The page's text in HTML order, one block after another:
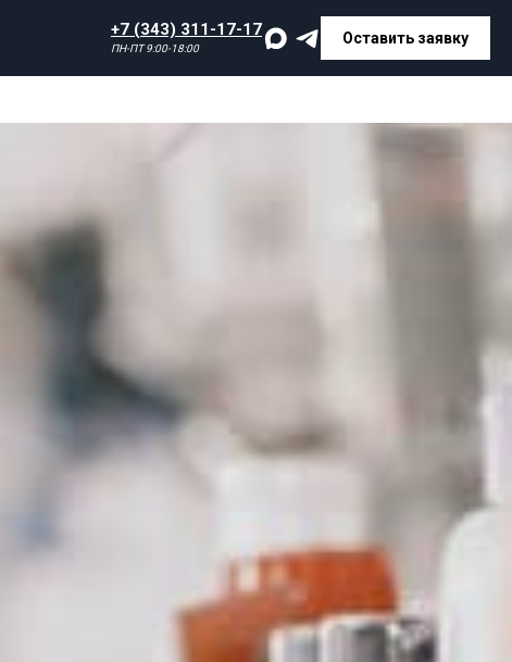
+7 (343) 311-17-17
ПН-ПТ 9:00-18:00
Оставить заявку